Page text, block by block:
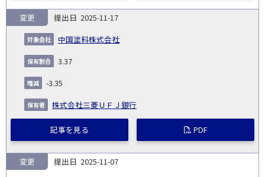
2025-11-17
中国塗料株式会社
変更
3.37
-3.35
株式会社三菱ＵＦＪ銀行
記事を見る PDF
2025-11-07
変更